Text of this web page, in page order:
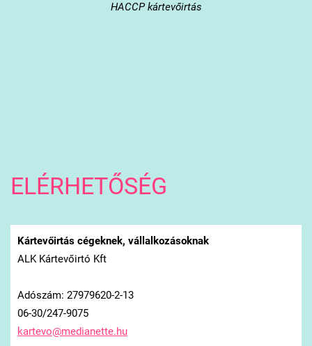
HACCP kártevőirtás
ELÉRHETŐSÉG
Kártevőirtás cégeknek, vállalkozásoknak
ALK Kártevőirtó Kft
Adószám: 27979620-2-13
06-30/247-9075
kartevo@medianette.hu